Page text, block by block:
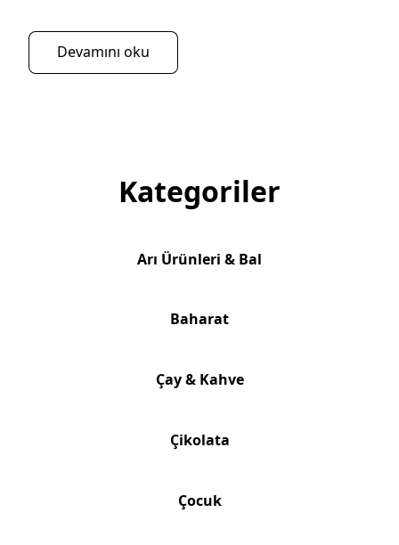
Devamını oku
Kategoriler
Arı Ürünleri & Bal
Baharat
Çay & Kahve
Çikolata
Çocuk